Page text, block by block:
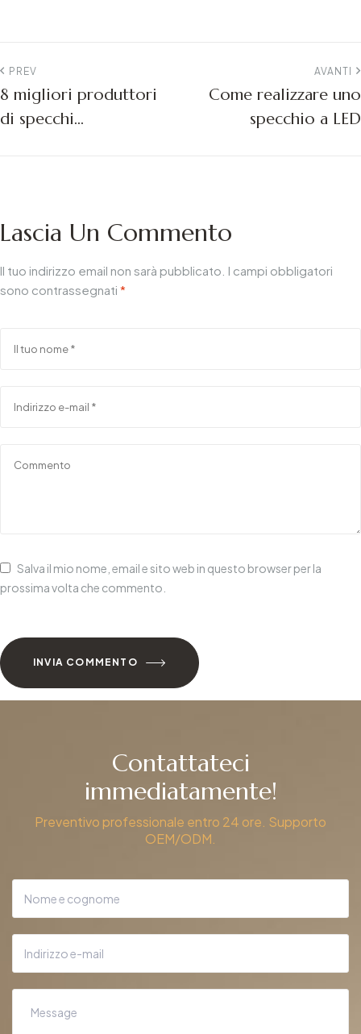
PREV
8 migliori produttori
di specchi
AVANTI
Come realizzare uno
specchio a LED
Lascia Un Commento
Il tuo indirizzo email non sarà pubblicato. I campi obbligatori
sono contrassegnati *
Salva il mio nome, email e sito web in questo browser per la
prossima volta che commento.
INVIA COMMENTO
Contattateci
immediatamente!
Preventivo professionale entro 24 ore. Supporto
OEM/ODM.